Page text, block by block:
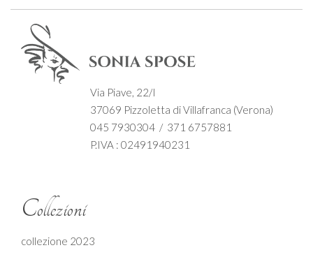
Via Piave, 22/I
37069 Pizzoletta di Villafranca (Verona)
045 7930304 / 371 6757881
P.IVA : 02491940231
Collezioni
collezione 2023